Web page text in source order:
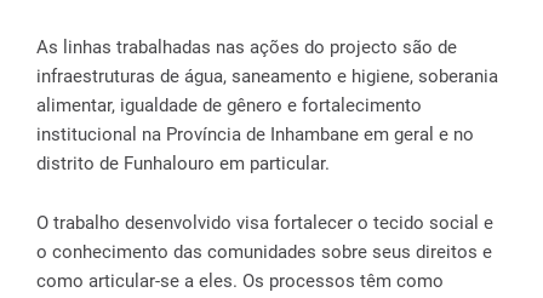
As linhas trabalhadas nas ações do projecto são de
infraestruturas de água, saneamento e higiene, soberania
alimentar, igualdade de gênero e fortalecimento
institucional na Província de Inhambane em geral e no
distrito de Funhalouro em particular.
O trabalho desenvolvido visa fortalecer o tecido social e
o conhecimento das comunidades sobre seus direitos e
como articular-se a eles. Os processos têm como